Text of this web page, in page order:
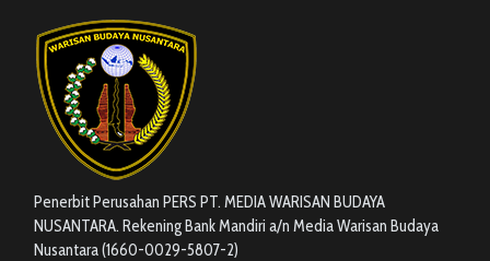
Penerbit Perusahan PERS PT. MEDIA WARISAN BUDAYA
NUSANTARA. Rekening Bank Mandiri a/n Media Warisan Budaya
Nusantara (1660-0029-5807-2)